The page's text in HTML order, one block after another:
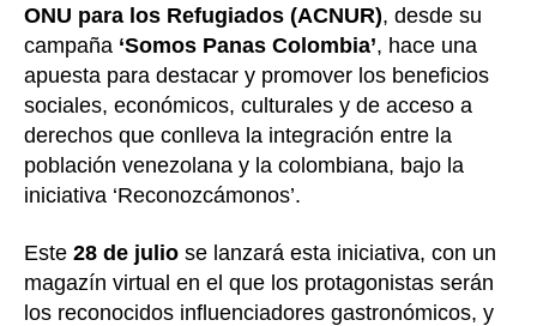
ONU para los Refugiados (ACNUR), desde su
campaña ‘Somos Panas Colombia’, hace una
apuesta para destacar y promover los beneficios
sociales, económicos, culturales y de acceso a
derechos que conlleva la integración entre la
población venezolana y la colombiana, bajo la
iniciativa ‘Reconozcámonos’.
Este 28 de julio se lanzará esta iniciativa, con un
magazín virtual en el que los protagonistas serán
los reconocidos influenciadores gastronómicos, y